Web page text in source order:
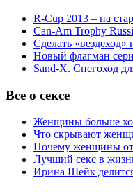
R-Cup 2013 – на
Can-Am Trophy
Сделать
Новый флагман
Sand-X. Снегоход
Все о сексе
Женщины больше
Что скрывают
Почему женщины
Лучший секс в
Ирина Шейк